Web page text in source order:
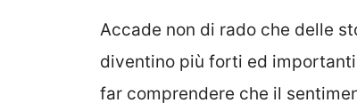
Accade non di rado che delle
diventino più forti ed
far comprendere che il